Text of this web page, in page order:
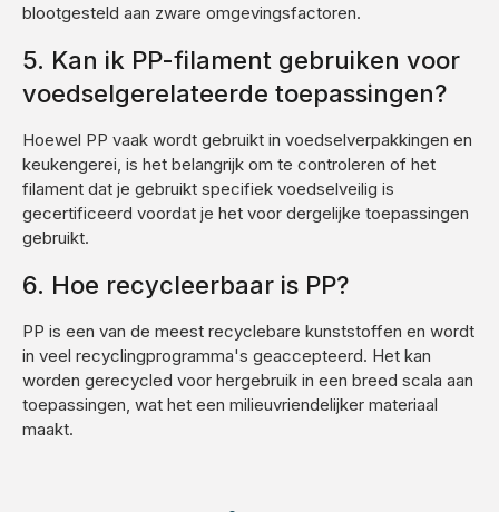
blootgesteld aan zware omgevingsfactoren.
5. Kan ik PP-filament gebruiken voor
voedselgerelateerde toepassingen?
Hoewel PP vaak wordt gebruikt in voedselverpakkingen en
keukengerei, is het belangrijk om te controleren of het
filament dat je gebruikt specifiek voedselveilig is
gecertificeerd voordat je het voor dergelijke toepassingen
gebruikt.
6. Hoe recycleerbaar is PP?
PP is een van de meest recyclebare kunststoffen en wordt
in veel recyclingprogramma's geaccepteerd. Het kan
worden gerecycled voor hergebruik in een breed scala aan
toepassingen, wat het een milieuvriendelijker materiaal
maakt.